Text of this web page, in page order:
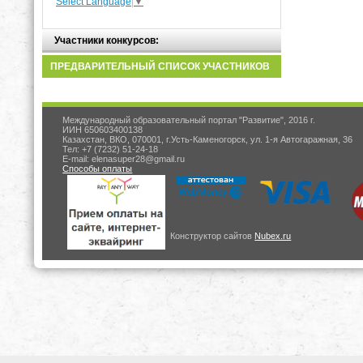
Участники конкурсов:
ПРЕДВАРИТЕЛЬНЫЙ СПИСОК УЧАСТНИКОВ
Международный образовательный портал "Развитие", 2016 г.
ИИН 650603400138
Казахстан, ВКО, 070001, г.Усть-Каменогорск, ул. 1-я Автогаражная, 36
Тел: +7 (7232) 51-24-18
E-mail: elenasuper28@gmail.ru
Способы оплаты
Конструктор сайтов Nubex.ru